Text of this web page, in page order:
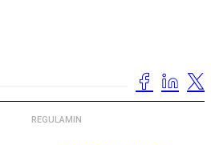
REGULAMIN